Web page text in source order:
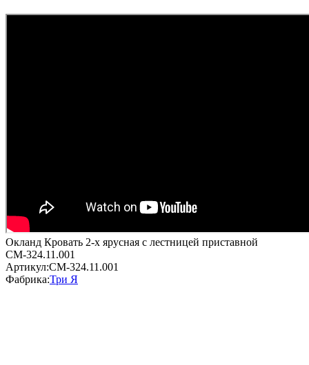
Окланд Кровать 2-х ярусная с лестницей приставной
СМ-324.11.001
Артикул:СМ-324.11.001
Фабрика:Три Я